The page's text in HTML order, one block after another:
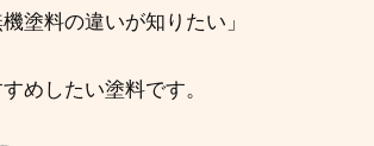
塗料の違いが知りたい」
めしたい塗料です。